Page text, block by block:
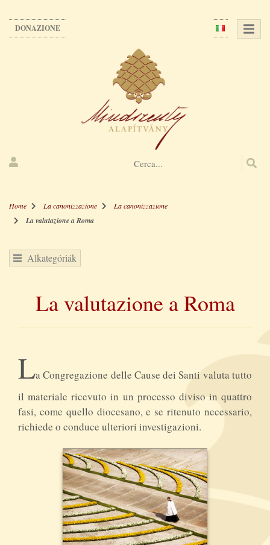
contenuto
DONAZIONE
Home La canonizzazione La canonizzazione
La valutazione a Roma
Alkategóriák
La valutazione a Roma
La Congregazione delle Cause dei Santi valuta tutto
il materiale ricevuto in un processo diviso in quattro
fasi, come quello diocesano, e se ritenuto necessario,
richiede o conduce ulteriori investigazioni.